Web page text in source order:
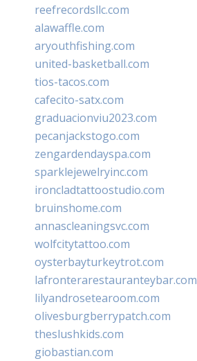
reefrecordsllc.com
alawaffle.com
aryouthfishing.com
united-basketball.com
tios-tacos.com
cafecito-satx.com
graduacionviu2023.com
pecanjackstogo.com
zengardendayspa.com
sparklejewelryinc.com
ironcladtattoostudio.com
bruinshome.com
annascleaningsvc.com
wolfcitytattoo.com
oysterbayturkeytrot.com
lafronterarestauranteybar.com
lilyandrosetearoom.com
olivesburgberrypatch.com
theslushkids.com
giobastian.com